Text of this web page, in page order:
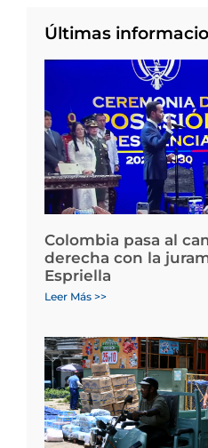
Últimas
Colombia pasa al
derecha con la
Espriella
Leer Más >>